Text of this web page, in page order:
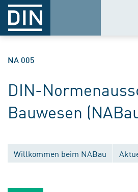
NA 005
DIN-
Bauwesen
Willkommen beim NABau